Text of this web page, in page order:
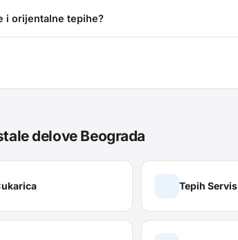
i orijentalne tepihe?
delove Beograda
Tepih Servis